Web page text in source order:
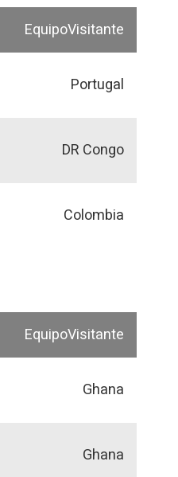
EquipoVisitante
Portugal
DR Congo
Colombia
EquipoVisitante
Ghana
Ghana